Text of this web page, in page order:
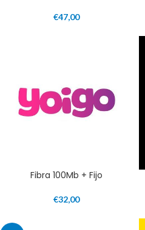
€47,00
Fibra 100Mb + Fijo
€32,00